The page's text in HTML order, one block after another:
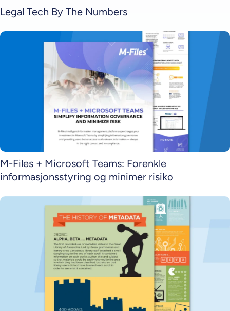
Legal Tech By The Numbers
M-Files + Microsoft Teams: Forenkle
informasjonsstyring og minimer risiko